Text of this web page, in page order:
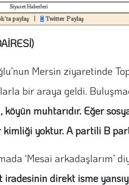
Siyaset Haberleri
paylaş Twitter Paylaş
Mersin ziyaretinde
bir araya geldi.
muhtarıdır. Eğer
kimliği yoktur. A partili B
‘Mesai arkadaşlarım’
iradesinin direkt isme